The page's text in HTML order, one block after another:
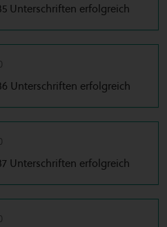
Unterschriften erfolgreich
Unterschriften erfolgreich
Unterschriften erfolgreich